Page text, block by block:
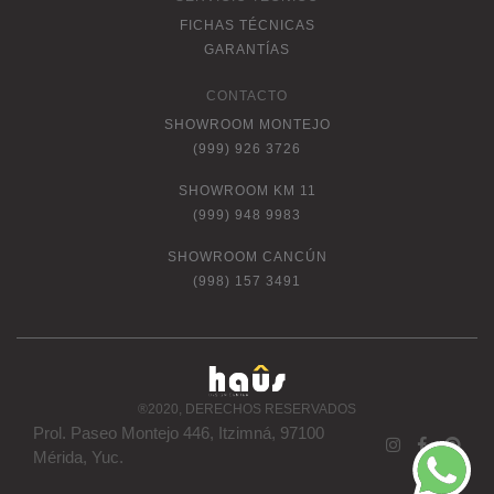
FICHAS TÉCNICAS
GARANTÍAS
CONTACTO
SHOWROOM MONTEJO
(999) 926 3726
SHOWROOM KM 11
(999) 948 9983
SHOWROOM CANCÚN
(998) 157 3491
®2020, DERECHOS RESERVADOS
Prol. Paseo Montejo 446, Itzimná, 97100
Mérida, Yuc.